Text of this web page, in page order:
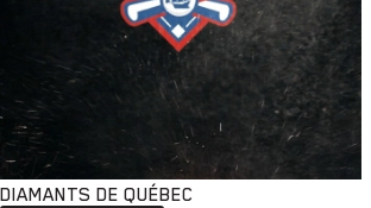
DIAMANTS DE QUÉBEC